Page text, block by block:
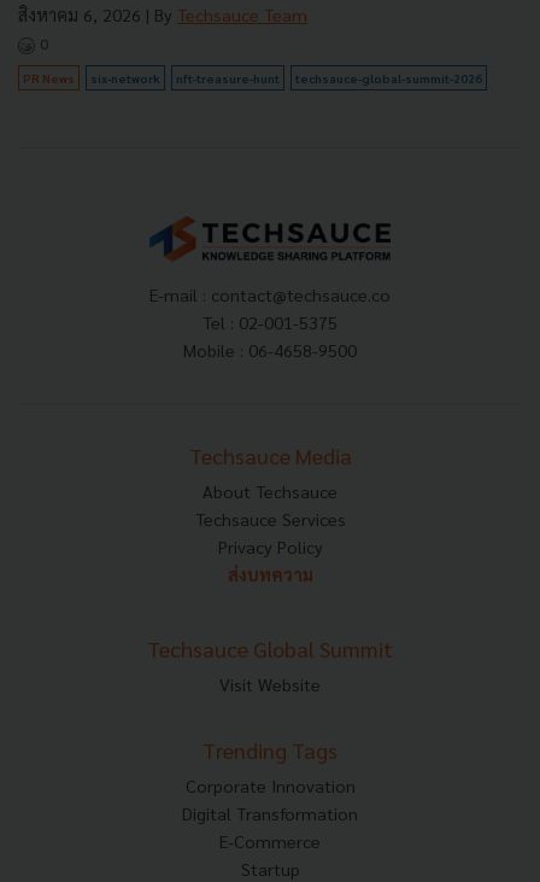
สิงหาคม 6, 2026 | By Techsauce Team
0
PR News six-network nft-treasure-hunt techsauce-global-summit-2026
E-mail : contact@techsauce.co
Tel : 02-001-5375
Mobile : 06-4658-9500
Techsauce Media
About Techsauce
Techsauce Services
Privacy Policy
ส่งบทความ
Techsauce Global Summit
Visit Website
Trending Tags
Corporate Innovation
Digital Transformation
E-Commerce
Startup